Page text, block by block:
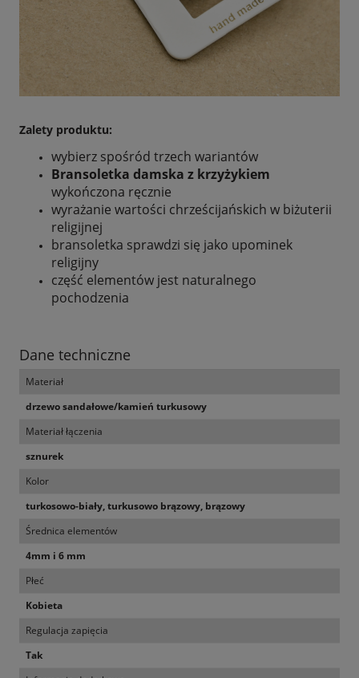
Zalety produktu:
wybierz spośród trzech wariantów
Bransoletka damska z krzyżykiem
wykończona ręcznie
wyrażanie wartości chrześcijańskich w biżuterii
religijnej
bransoletka sprawdzi się jako upominek
religijny
część elementów jest naturalnego
pochodzenia
Dane techniczne
Materiał
drzewo sandałowe/kamień turkusowy
Materiał łączenia
sznurek
Kolor
turkosowo-biały, turkusowo brązowy, brązowy
Średnica elementów
4mm i 6 mm
Płeć
Kobieta
Regulacja zapięcia
Tak